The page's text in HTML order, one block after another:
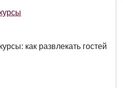
как развлекать гостей